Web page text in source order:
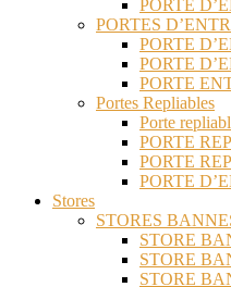
PORTE
PORTES
PORTE
PORTE
PORTE
Portes Repliables
Porte
PORTE
PORTE
PORTE
Stores
STORES
STORE
STORE
STORE